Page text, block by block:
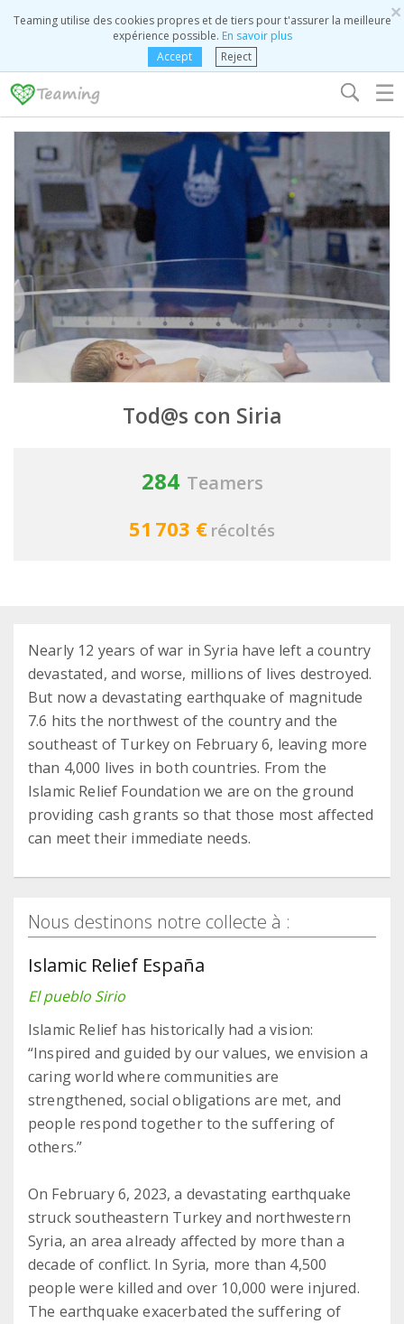
×
Teaming utilise des cookies propres et de tiers pour t'assurer la meilleure
expérience possible. En savoir plus
Accept
Reject
☰
Tod@s con Siria
284 Teamers
51 703 € récoltés
Nearly 12 years of war in Syria have left a country
devastated, and worse, millions of lives destroyed.
But now a devastating earthquake of magnitude
7.6 hits the northwest of the country and the
southeast of Turkey on February 6, leaving more
than 4,000 lives in both countries. From the
Islamic Relief Foundation we are on the ground
providing cash grants so that those most affected
can meet their immediate needs.
Nous destinons notre collecte à :
Islamic Relief España
El pueblo Sirio
Islamic Relief has historically had a vision:
“Inspired and guided by our values, we envision a
caring world where communities are
strengthened, social obligations are met, and
people respond together to the suffering of
others.”
On February 6, 2023, a devastating earthquake
struck southeastern Turkey and northwestern
Syria, an area already affected by more than a
decade of conflict. In Syria, more than 4,500
people were killed and over 10,000 were injured.
The earthquake exacerbated the suffering of